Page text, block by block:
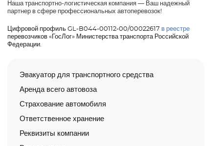
Наша транспортно-логистическая компания — Ваш надежный
партнер в сфере профессиональных автоперевозок!
Цифровой профиль GL-B044-00112-00/00022617 в реестре
перевозчиков «ГосЛог» Министерства транспорта Российской
Федерации.
Эвакуатор для транспортного средства
Аренда всего автовоза
Страхование автомобиля
Ответственное хранение
Реквизиты компании